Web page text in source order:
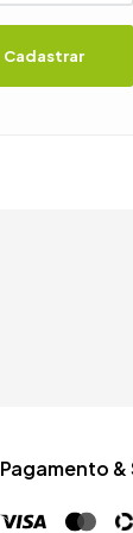
Cadastrar
Pagamento